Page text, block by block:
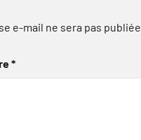
e-mail ne sera pas publiée.
*